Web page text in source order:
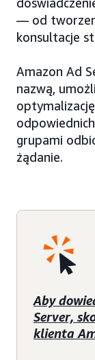
— od
konsultacje
Amazon Ad
nazwą,
grupami
żądanie.
Aby
Server,
klienta